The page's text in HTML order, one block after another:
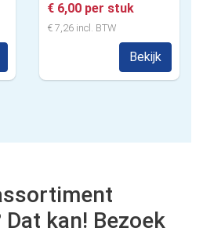
€ 6,00 per stuk
€ 7,26 incl. BTW
Bekijk
kan! Bezoek